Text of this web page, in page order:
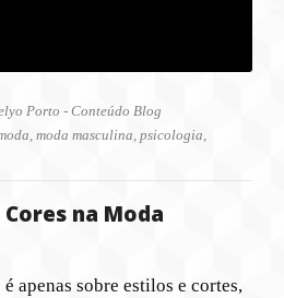
Porto - Conteúdo Blog
, moda masculina, psicologia,
na Moda
apenas sobre estilos e cortes,